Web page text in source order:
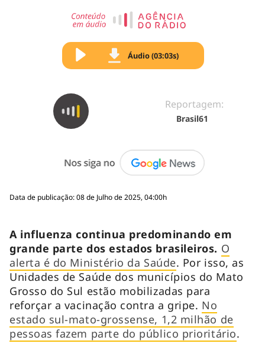
Áudio (03:03s)
Reportagem:
Brasil61
Data de publicação: 08 de Julho de 2025, 04:00h
A influenza continua predominando em
grande parte dos estados brasileiros. O
alerta é do Ministério da Saúde. Por isso, as
Unidades de Saúde dos municípios do Mato
Grosso do Sul estão mobilizadas para
reforçar a vacinação contra a gripe. No
estado sul-mato-grossense, 1,2 milhão de
pessoas fazem parte do público prioritário.